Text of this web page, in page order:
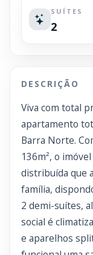
SUÍTES
2
DESCRIÇÃO
Viva com total
apartamento
Barra Norte.
136m², o
distribuída que
família,
2 demi-suítes,
social é
e aparelhos